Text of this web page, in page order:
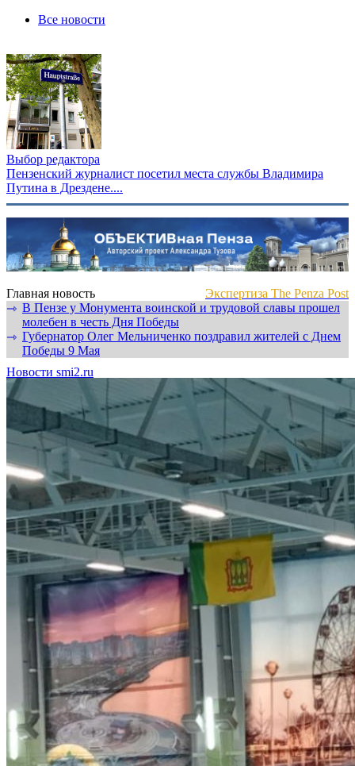
Все новости
Выбор редактора
Пензенский журналист посетил места службы Владимира
Путина в Дрездене....
Главная новость
Экспертиза The Penza Post
⇾ В Пензе у Монумента воинской и трудовой славы прошел
молебен в честь Дня Победы
⇾ Губернатор Олег Мельниченко поздравил жителей с Днем
Победы 9 Мая
Новости smi2.ru